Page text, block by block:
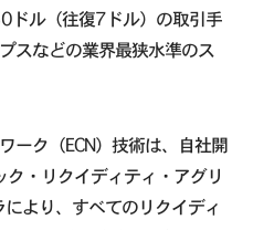
ドル（往復7ドル）の取引手
スなどの業界最狭水準のス
ーク（ECN）技術は、自社開
・リクイディティ・アグリ
より、すべてのリクイディ